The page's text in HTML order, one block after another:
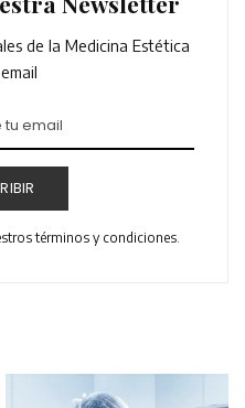
de la Medicina Estética
términos y condiciones.